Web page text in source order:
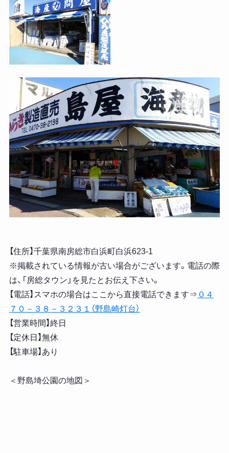
【住所】千葉県南房総市白浜町白浜623-1
※掲載されている情報が古い場合がございます。電話の際
は、「房総タウン」を見たとお伝え下さい。
【電話】スマホの場合はここから直接電話できます⇒ ０４
７０－３８－３２３１（野島崎灯台）
【営業時間】終日
【定休日】無休
【駐車場】あり
＜野島埼公園の地図＞